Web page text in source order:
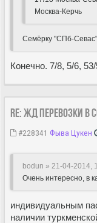
Москва-Керчь
Семёрку "СПб-Севас"
Конечно. 7/8, 5/6,
Re: ЖД перевозки
#228341 Фыва Цукен
bodun » 21-04-2014,
Очень интересно, в
индивидуальным
наличии